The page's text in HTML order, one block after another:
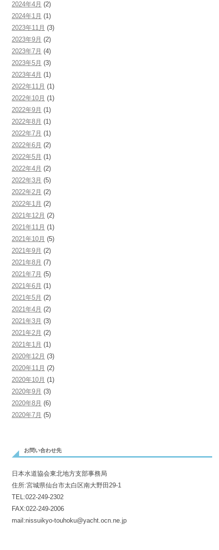
2024年4月 (2)
2024年1月 (1)
2023年11月 (3)
2023年9月 (2)
2023年7月 (4)
2023年5月 (3)
2023年4月 (1)
2022年11月 (1)
2022年10月 (1)
2022年9月 (1)
2022年8月 (1)
2022年7月 (1)
2022年6月 (2)
2022年5月 (1)
2022年4月 (2)
2022年3月 (5)
2022年2月 (2)
2022年1月 (2)
2021年12月 (2)
2021年11月 (1)
2021年10月 (5)
2021年9月 (2)
2021年8月 (7)
2021年7月 (5)
2021年6月 (1)
2021年5月 (2)
2021年4月 (2)
2021年3月 (3)
2021年2月 (2)
2021年1月 (1)
2020年12月 (3)
2020年11月 (2)
2020年10月 (1)
2020年9月 (3)
2020年8月 (6)
2020年7月 (5)
お問い合わせ先
日本水道協会東北地方支部事務局
住所:宮城県仙台市太白区南大野田29-1
TEL:022-249-2302
FAX:022-249-2006
mail:nissuikyo-touhoku@yacht.ocn.ne.jp